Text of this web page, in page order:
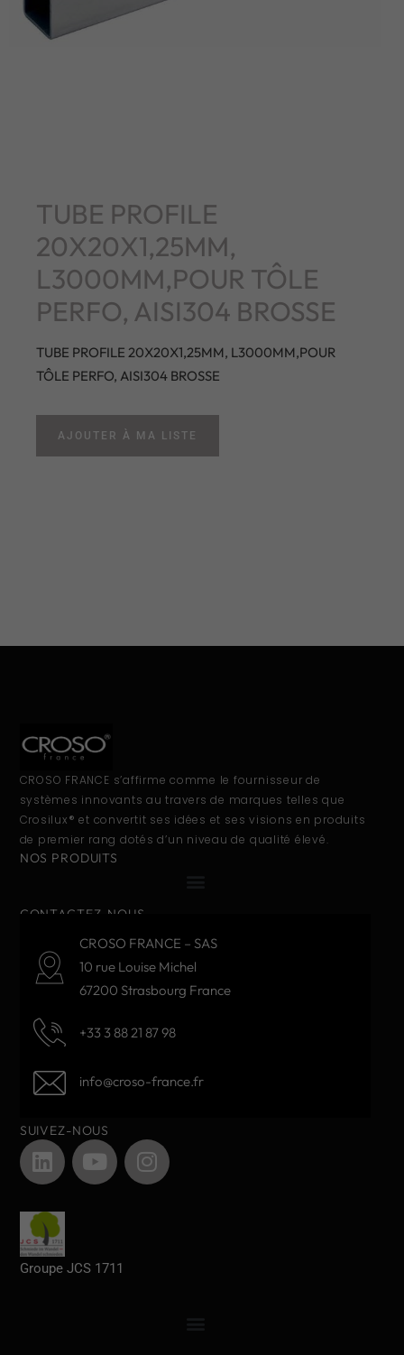
TUBE PROFILE
20X20X1,25MM,
L3000MM,POUR TÔLE
PERFO, AISI304 BROSSE
TUBE PROFILE 20X20X1,25MM, L3000MM,POUR
TÔLE PERFO, AISI304 BROSSE
AJOUTER À MA LISTE
CROSO FRANCE s’affirme comme le fournisseur de
systèmes innovants au travers de marques telles que
Crosilux® et convertit ses idées et ses visions en produits
de premier rang dotés d’un niveau de qualité élevé.
NOS PRODUITS
CONTACTEZ-NOUS
CROSO FRANCE – SAS
10 rue Louise Michel
67200 Strasbourg France
+33 3 88 21 87 98
info@croso-france.fr
SUIVEZ-NOUS
Groupe JCS 1711